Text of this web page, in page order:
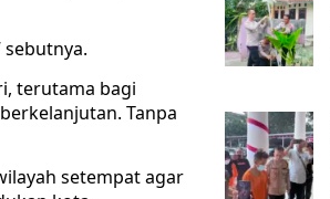
terutama bagi
Tanpa
setempat agar